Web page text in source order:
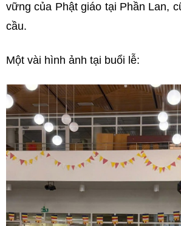
vững của Phật giáo tại Phần Lan,
cầu.
Một vài hình ảnh tại buổi lễ: